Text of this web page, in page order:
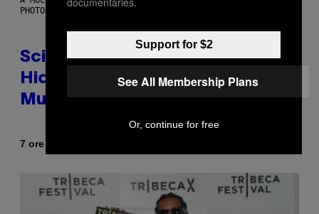
PHOTO: MARTIN BERNETTI/AFP VIA GETTY IMAGES
Scientists Found Smallpox DNA
Hidden in 500-Year-Old Chilean
Mummies
7 ore fa
Support for $2
See All Membership Plans
Or, continue for free